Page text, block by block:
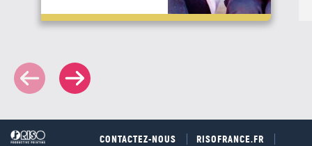
microns
Note 8
Note 9 CONTACTEZ-NOUS
RISOFRANCE.FR